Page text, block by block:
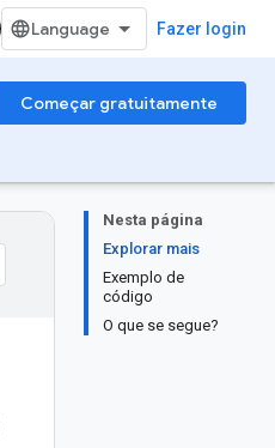
Fazer login
Começar gratuitamente
Nesta página
Explorar mais
Exemplo de
código
O que se segue?